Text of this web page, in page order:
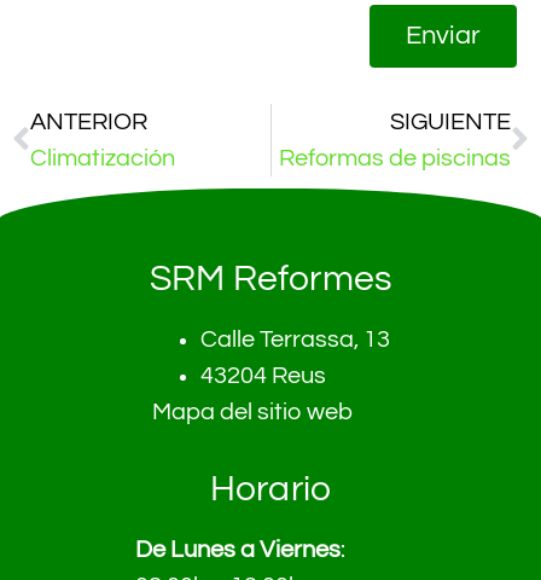
Enviar
ANTERIOR
Climatización
SIGUIENTE
Reformas de piscinas
SRM Reformes
Calle Terrassa, 13
43204 Reus
Mapa del sitio web
Horario
De Lunes a Viernes: